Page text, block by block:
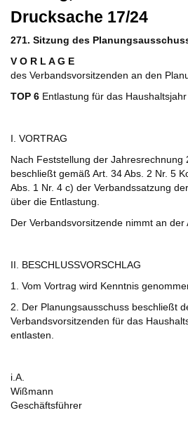
Drucksache 17/24
271. Sitzung des
V O R L A G E
des Verbandsvorsitzenden an den
TOP 6 Entlastung für das
I. VORTRAG
Nach Feststellung der Jahresrechnung
beschließt gemäß Art. 34 Abs. 2 Nr. 5
Abs. 1 Nr. 4 c) der Verbandssatzung
über die Entlastung.
Der Verbandsvorsitzende nimmt an der
II. BESCHLUSSVORSCHLAG
1. Vom Vortrag wird Kenntnis
2. Der Planungsausschuss beschließt
Verbandsvorsitzenden für das
entlasten.
i.A.
Wißmann
Geschäftsführer